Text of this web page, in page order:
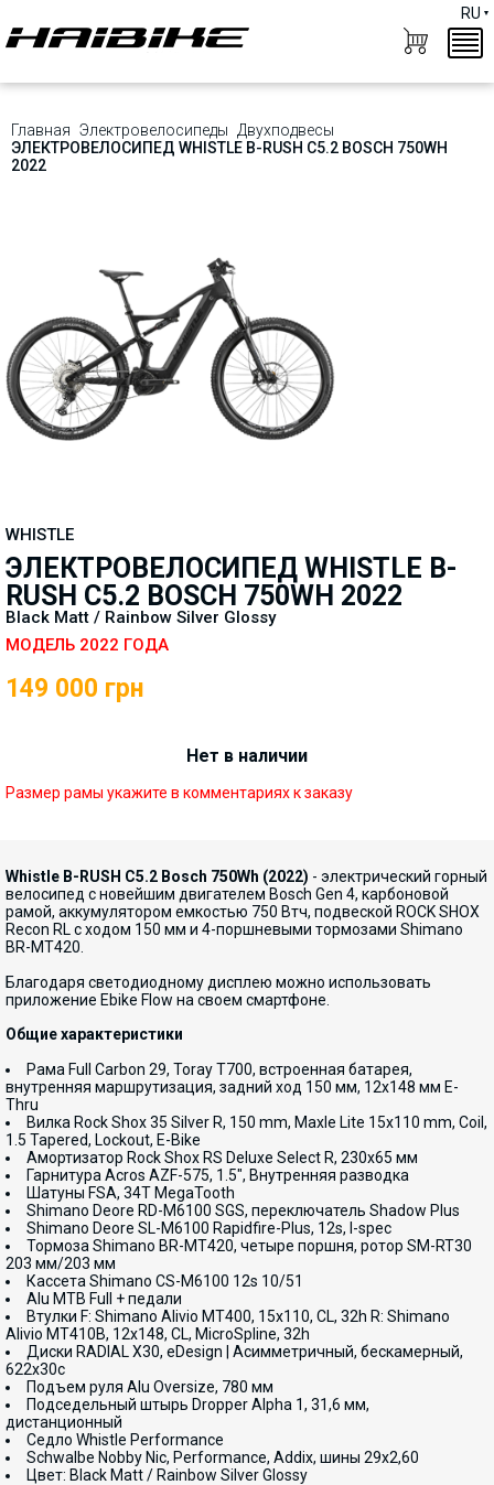
RU
Главная Электровелосипеды
Двухподвесы
ЭЛЕКТРОВЕЛОСИПЕД WHISTLE B-RUSH C5.2 BOSCH 750WH
2022
WHISTLE
ЭЛЕКТРОВЕЛОСИПЕД WHISTLE B-
RUSH C5.2 BOSCH 750WH 2022
Black Matt / Rainbow Silver Glossy
МОДЕЛЬ 2022 ГОДА
149 000 грн
Нет в наличии
Размер рамы укажите в комментариях к заказу
Whistle B-RUSH C5.2 Bosch 750Wh (2022) - электрический горный
велосипед с новейшим двигателем Bosch Gen 4, карбоновой
рамой, аккумулятором емкостью 750 Втч, подвеской ROCK SHOX
Recon RL с ходом 150 мм и 4-поршневыми тормозами Shimano
BR-MT420.
Благодаря светодиодному дисплею можно использовать
приложение Ebike Flow на своем смартфоне.
Общие характеристики
Рама Full Carbon 29, Toray T700, встроенная батарея,
внутренняя маршрутизация, задний ход 150 мм, 12x148 мм E-
Thru
Вилка Rock Shox 35 Silver R, 150 mm, Maxle Lite 15x110 mm, Coil,
1.5 Tapered, Lockout, E-Bike
Амортизатор Rock Shox RS Deluxe Select R, 230х65 мм
Гарнитура Acros AZF-575, 1.5", Внутренняя разводка
Шатуны FSA, 34T MegaTooth
Shimano Deore RD-M6100 SGS, переключатель Shadow Plus
Shimano Deore SL-M6100 Rapidfire-Plus, 12s, I-spec
Тормоза Shimano BR-MT420, четыре поршня, ротор SM-RT30
203 мм/203 мм
Кассета Shimano CS-M6100 12s 10/51
Alu MTB Full + педали
Втулки F: Shimano Alivio MT400, 15x110, CL, 32h R: Shimano
Alivio MT410B, 12x148, CL, MicroSpline, 32h
Диски RADIAL X30, eDesign | Асимметричный, бескамерный,
622x30c
Подъем руля Alu Oversize, 780 мм
Подседельный штырь Dropper Alpha 1, 31,6 мм,
дистанционный
Седло Whistle Performance
Schwalbe Nobby Nic, Performance, Addix, шины 29х2,60
Цвет: Black Matt / Rainbow Silver Glossy